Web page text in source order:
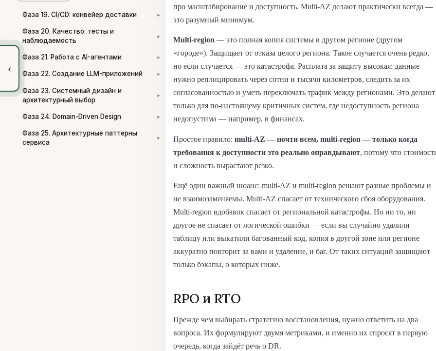
Фаза 19. CI/CD: конвейер доставки ▾
Фаза 20. Качество: тесты и
наблюдаемость
▾
Фаза 21. Работа с AI-агентами ▾
Фаза 22. Создание LLM-приложений ▾
Фаза 23. Системный дизайн и
архитектурный выбор
▾
Фаза 24. Domain-Driven Design ▾
Фаза 25. Архитектурные паттерны
сервиса
▾
‹
про масштабирование и доступность. Multi-AZ делают практически всегда —
это разумный минимум.
Multi-region — это полная копия системы в другом регионе (другом
«городе»). Защищает от отказа целого региона. Такое случается очень редко,
но если случается — это катастрофа. Расплата за защиту высокая: данные
нужно реплицировать через сотни и тысячи километров, следить за их
согласованностью и уметь переключать трафик между регионами. Это делают
только для по-настоящему критичных систем, где недоступность региона
недопустима — например, в финансах.
Простое правило: multi-AZ — почти всем, multi-region — только когда
требования к доступности это реально оправдывают, потому что
и сложность вырастают резко.
Ещё один важный нюанс: multi-AZ и multi-region решают разные проблемы и
не взаимозаменяемы. Multi-AZ спасает от технического сбоя оборудования.
Multi-region вдобавок спасает от региональной катастрофы. Но ни то, ни
другое не спасает от логической ошибки — если вы случайно удалили
таблицу или выкатили багованный код, копия в другой зоне или регионе
аккуратно повторит за вами и удаление, и баг. От таких ситуаций защищают
только бэкапы, о которых ниже.
RPO и RTO
Прежде чем выбирать стратегию восстановления, нужно ответить на два
вопроса. Их формулируют двумя метриками, и именно их спросят в первую
очередь, когда зайдёт речь о DR.